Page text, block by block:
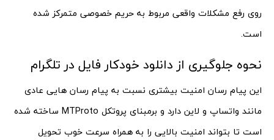
روی رفع مشکلات واقعی مربوط به حریم خصوصی متمرکز شده
است.
نحوه جلوگیری از دانلود خودکار فایل در تلگرام
این پیام رسان امنیت بیشتری نسبت به پیام رسان هایی عادی
مانند واتساپ و لاین دارد و برمبنای پروتکل MTProto ساخته شده
است تا بتواند امنیت بالایی را به همراه سرعت خوب تحویل